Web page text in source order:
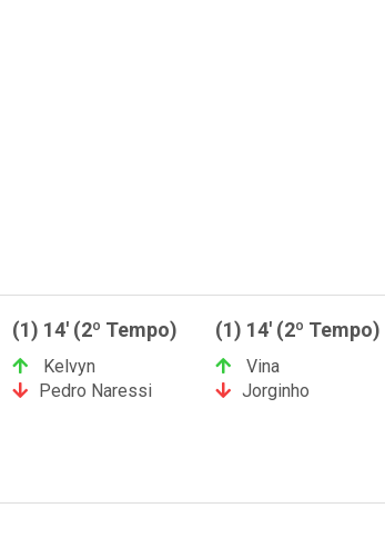
(1) 14' (2º Tempo)
Kelvyn
Pedro Naressi
(1) 14' (2º Tempo)
Vina
Jorginho